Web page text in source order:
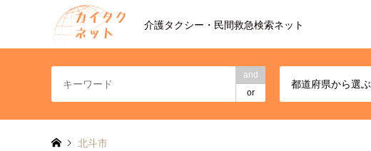
介護タクシー・民間救急検索ネット
and
or
都道府県から選ぶ
北斗市